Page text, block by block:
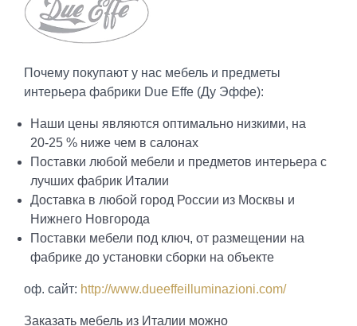
Почему покупают у нас мебель и предметы
интерьера фабрики Due Effe (Ду Эффе):
Наши цены являются оптимально низкими, на
20-25 % ниже чем в салонах
Поставки любой мебели и предметов интерьера с
лучших фабрик Италии
Доставка в любой город России из Москвы и
Нижнего Новгорода
Поставки мебели под ключ, от размещении на
фабрике до установки сборки на объекте
оф. сайт: http://www.dueeffeilluminazioni.com/
Заказать мебель из Италии можно